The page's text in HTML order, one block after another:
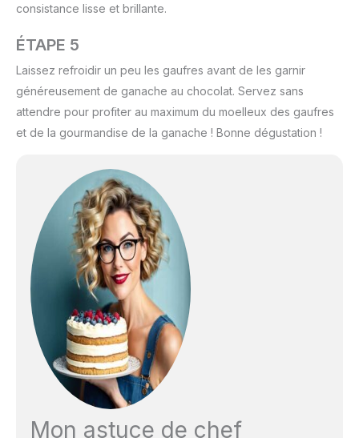
consistance lisse et brillante.
ÉTAPE 5
Laissez refroidir un peu les gaufres avant de les garnir
généreusement de ganache au chocolat. Servez sans
attendre pour profiter au maximum du moelleux des gaufres
et de la gourmandise de la ganache ! Bonne dégustation !
Mon astuce de chef